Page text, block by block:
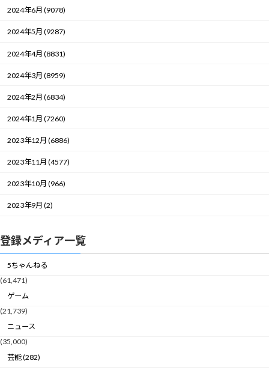
2024年6月 (9078)
2024年5月 (9287)
2024年4月 (8831)
2024年3月 (8959)
2024年2月 (6834)
2024年1月 (7260)
2023年12月 (6886)
2023年11月 (4577)
2023年10月 (966)
2023年9月 (2)
登録メディア一覧
5ちゃんねる
(61,471)
ゲーム
(21,739)
ニュース
(35,000)
芸能 (282)